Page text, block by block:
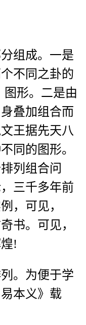
组成。一是
不同之卦的
图形。二是由
叠加组合而
王据先天八
同的图形。
列组合问
三千多年前
，可见，
书。可见，
!
。为便于学
本义》载